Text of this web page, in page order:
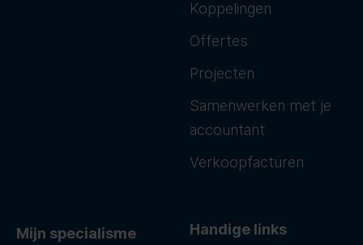
Koppelingen
Offertes
Projecten
Samenwerken met je
accountant
Verkoopfacturen
Mijn specialisme Handige links